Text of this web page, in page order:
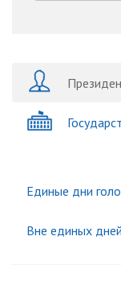
Единые дни
Вне единых